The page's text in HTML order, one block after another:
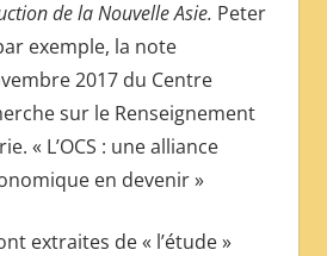
de la Nouvelle Asie. Peter
exemple, la note
2017 du Centre
sur le Renseignement
« L’OCS : une alliance
en devenir »
extraites de « l’étude »